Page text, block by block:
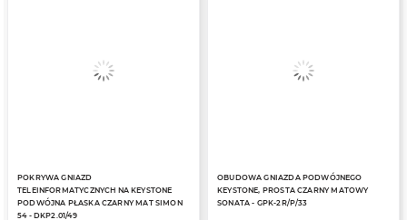
POKRYWA GNIAZD
TELEINFORMATYCZNYCH NA KEYSTONE
PODWÓJNA PŁASKA CZARNY MAT SIMON
54 - DKP2.01/49
OBUDOWA GNIAZDA PODWÓJNEGO
KEYSTONE, PROSTA CZARNY MATOWY
SONATA - GPK-2R/P/33